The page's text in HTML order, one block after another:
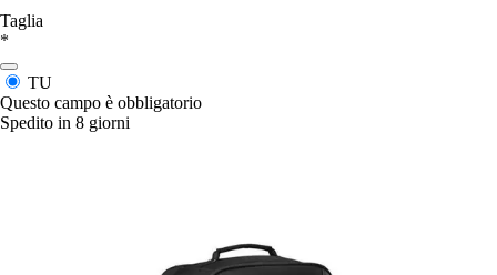
Taglia
*
TU
Questo campo è obbligatorio
Spedito in 8 giorni